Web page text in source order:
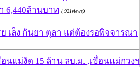
6,440ล้านบาท ( 921views)
เล็ง กันยา ตุลา แต่ต้องรอพิจจารณา
นแม่งัด 15 ล้าน ลบ.ม. ,เขื่อนแม่กวงฯ